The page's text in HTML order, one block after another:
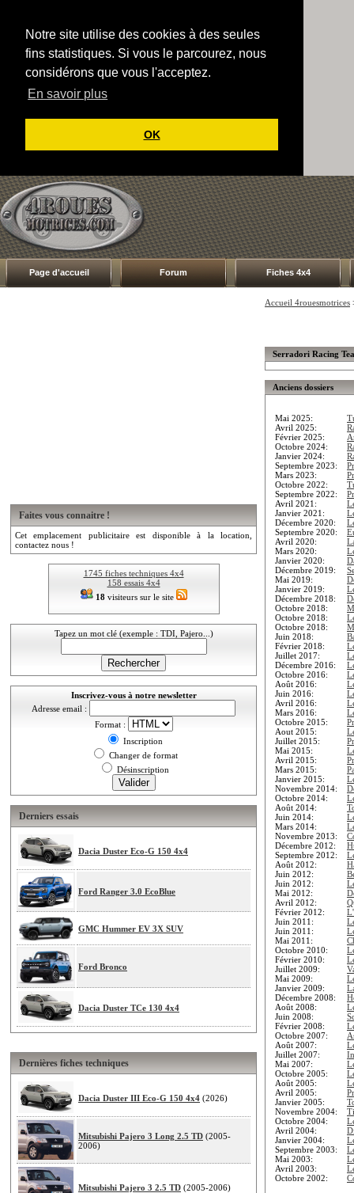
Notre site utilise des cookies à des seules
fins statistiques. Si vous le parcourez, nous
considérons que vous l'acceptez.
En savoir plus
OK
Page d'accueil Forum Fiches 4x4
Faites vous connaitre !
Cet emplacement publicitaire est disponible à la location,
contactez nous !
1745 fiches techniques 4x4
158 essais 4x4
18visiteurs sur le site
Tapez un mot clé (exemple : TDI, Pajero...)
Inscrivez-vous à notre newsletter
Adresse email :
Format :
Inscription
Changer de format
Désinscription
Derniers essais
Dacia Duster Eco-G 150 4x4
Ford Ranger 3.0 EcoBlue
GMC Hummer EV 3X SUV
Ford Bronco
Dacia Duster TCe 130 4x4
Dernières fiches techniques
Dacia Duster III Eco-G 150 4x4 (2026)
Mitsubishi Pajero 3 Long 2.5 TD (2005-
2006)
Mitsubishi Pajero 3 2.5 TD (2005-2006)
Accueil 4rouesmotrices
Serradori Racing
Anciens dossiers
Mai 2025:
Avril 2025:
Février 2025:
Octobre 2024:
Janvier 2024:
Septembre 2023:
Mars 2023:
Octobre 2022:
Septembre 2022:
Avril 2021:
Janvier 2021:
Décembre 2020:
Septembre 2020:
Avril 2020:
Mars 2020:
Janvier 2020:
Décembre 2019:
Mai 2019:
Janvier 2019:
Décembre 2018:
Octobre 2018:
Octobre 2018:
Octobre 2018:
Juin 2018:
Février 2018:
Juillet 2017:
Décembre 2016:
Octobre 2016:
Août 2016:
Juin 2016:
Avril 2016:
Mars 2016:
Octobre 2015:
Aout 2015:
Juillet 2015:
Mai 2015:
Avril 2015:
Mars 2015:
Janvier 2015:
Novembre 2014:
Octobre 2014:
Août 2014:
Juin 2014:
Mars 2014:
Novembre 2013:
Décembre 2012:
Septembre 2012:
Août 2012:
Juin 2012:
Juin 2012:
Mai 2012:
Avril 2012:
Février 2012:
Juin 2011:
Juin 2011:
Mai 2011:
Octobre 2010:
Février 2010:
Juillet 2009:
Mai 2009:
Janvier 2009:
Décembre 2008:
Août 2008:
Juin 2008:
Février 2008:
Octobre 2007:
Août 2007:
Juillet 2007:
Mai 2007:
Octobre 2005:
Août 2005:
Avril 2005:
Janvier 2005:
Novembre 2004:
Octobre 2004:
Avril 2004:
Janvier 2004:
Septembre 2003:
Mai 2003:
Avril 2003:
Octobre 2002: